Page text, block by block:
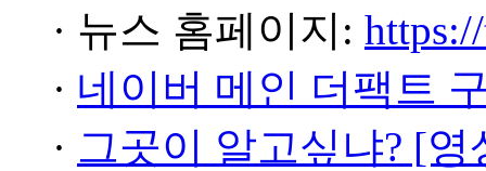
· 뉴스 홈페이지:
· 네이버 메인 더팩트
· 그곳이 알고싶냐? [